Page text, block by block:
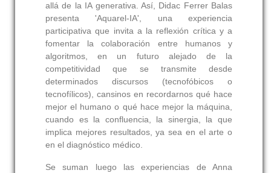
allá de la IA generativa. Así, Didac Ferrer Balas
presenta 'Aquarel-IA', una experiencia
participativa que invita a la reflexión crítica y a
fomentar la colaboración entre humanos y
algoritmos, en un futuro alejado de la
competitividad que se transmite desde
determinados discursos (tecnofóbicos o
tecnofílicos), cansinos en recordarnos qué hace
mejor el humano o qué hace mejor la máquina,
cuando es la confluencia, la sinergia, la que
implica mejores resultados, ya sea en el arte o
en el diagnóstico médico.
Se suman luego las experiencias de Anna